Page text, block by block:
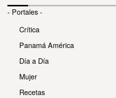
- Portales -
Crítica
Panamá América
Día a Día
Mujer
Recetas